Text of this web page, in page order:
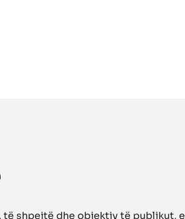
të shpejtë dhe objektiv të publikut, e